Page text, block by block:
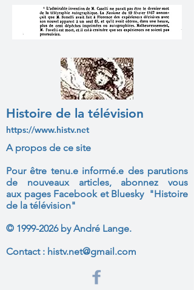
Histoire de la télévision
https://www.histv.net
A propos de ce site
Pour être tenu.e informé.e des parutions
de nouveaux articles, abonnez vous
aux pages Facebook et Bluesky "Histoire
de la télévision"
© 1999-2026by André Lange.
Contact : histv.net@gmail.com